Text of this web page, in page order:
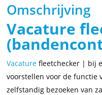
Omschrijving
Vacature
Vacaturefleetchecker | bij
voorstellen voor de functie
zelfstandig bezoeken van